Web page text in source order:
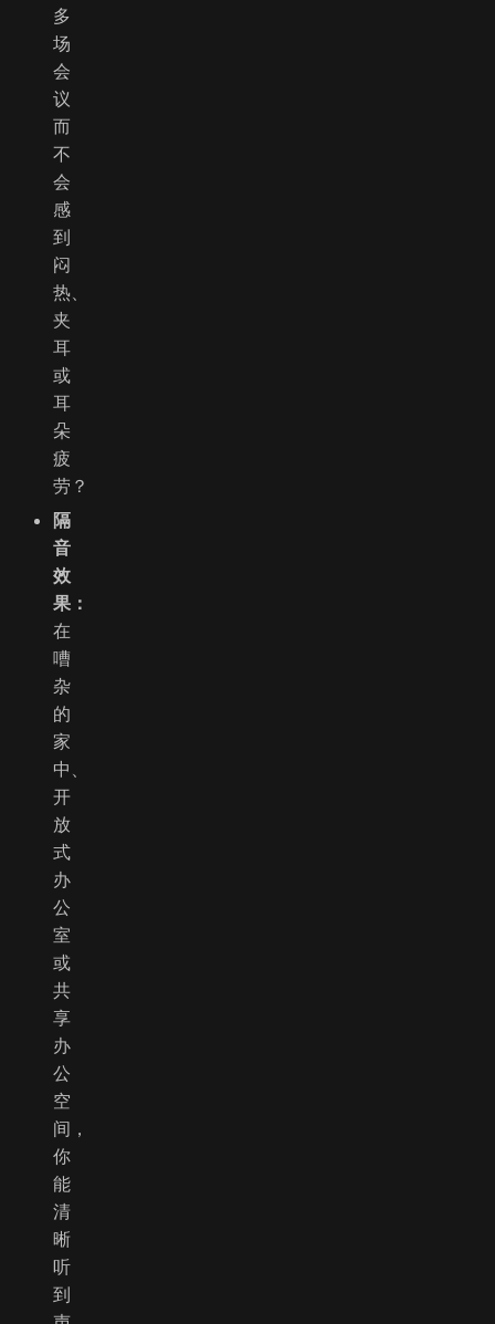
多
场
会
议
而
不
会
感
到
闷
热、
夹
耳
或
耳
朵
疲
劳？
隔
音
效
果：
在
嘈
杂
的
家
中、
开
放
式
办
公
室
或
共
享
办
公
空
间，
你
能
清
晰
听
到